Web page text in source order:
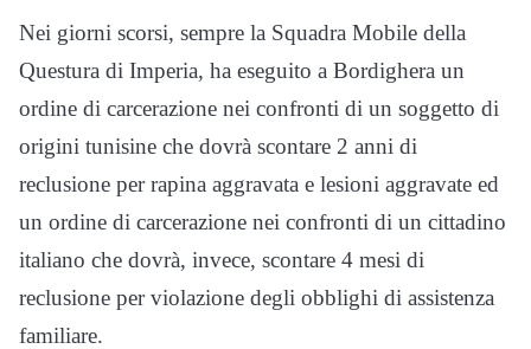
Nei giorni scorsi, sempre la Squadra Mobile della
Questura di Imperia, ha eseguito a Bordighera un
ordine di carcerazione nei confronti di un soggetto di
origini tunisine che dovrà scontare 2 anni di
reclusione per rapina aggravata e lesioni aggravate ed
un ordine di carcerazione nei confronti di un cittadino
italiano che dovrà, invece, scontare 4 mesi di
reclusione per violazione degli obblighi di assistenza
familiare.